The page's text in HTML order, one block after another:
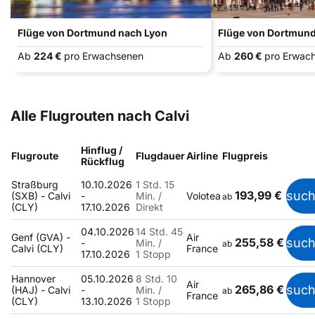
Flüge von Dortmund nach Lyon
Ab 224 € pro Erwachsenen
Flüge von
Ab 260 € pro
Alle Flugrouten nach Calvi
Flugroute
Hinflug /
Rückflug
FlugdauerAirline Flugpreis
Straßburg
(SXB) - Calvi
(CLY)
10.10.2026
-
17.10.2026
1 Std. 15
Min. /
Direkt
Volotea ab 193,99 €
Genf (GVA) -
Calvi (CLY)
04.10.2026
-
17.10.2026
14 Std. 45
Min. /
1 Stopp
Air
France ab 255,58 €
Hannover
(HAJ) - Calvi
(CLY)
05.10.2026
-
13.10.2026
8 Std. 10
Min. /
1 Stopp
Air
France ab 265,86 €